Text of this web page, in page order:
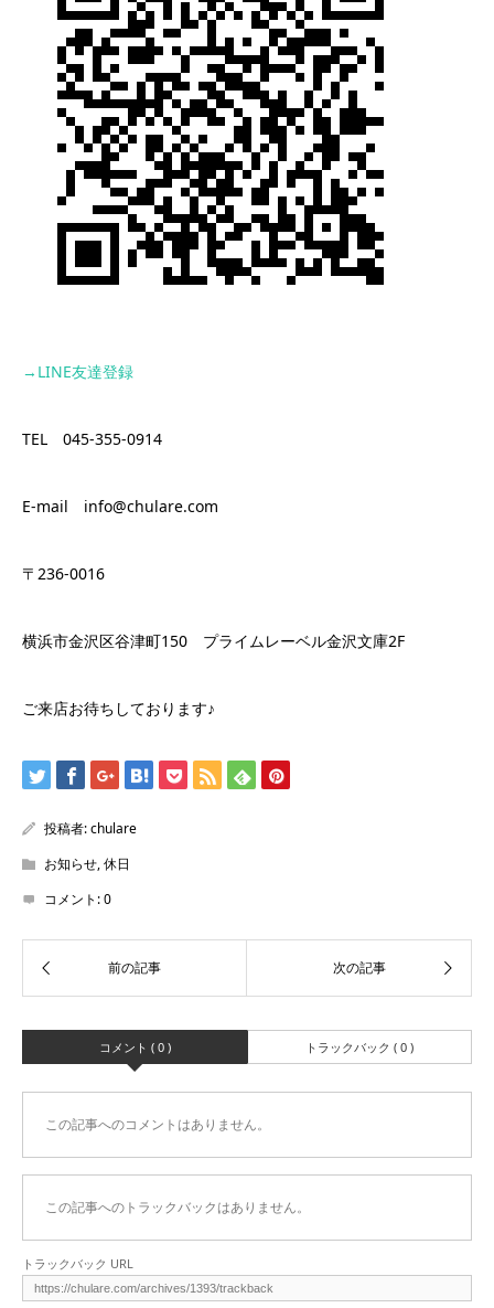
→LINE友達登録
TEL 045-355-0914
E-mail info@chulare.com
〒236-0016
横浜市金沢区谷津町150 プライムレーベル金沢文庫2F
ご来店お待ちしております♪
投稿者:chulare
お知らせ,休日
コメント:0
コメント ( 0 ) トラックバック ( 0 )
この記事へのコメントはありません。
この記事へのトラックバックはありません。
トラックバック URL